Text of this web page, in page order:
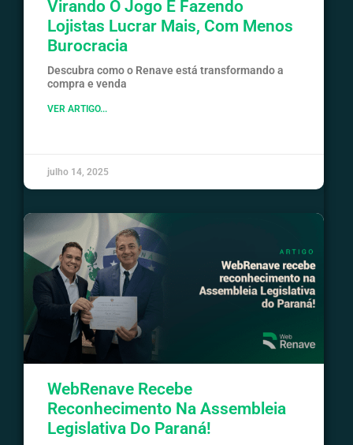
Virando O Jogo E Fazendo
Lojistas Lucrar Mais, Com Menos
Burocracia
Descubra como o Renave está transformando a
compra e venda
VER ARTIGO...
julho 14, 2025
WebRenave Recebe
Reconhecimento Na Assembleia
Legislativa Do Paraná!